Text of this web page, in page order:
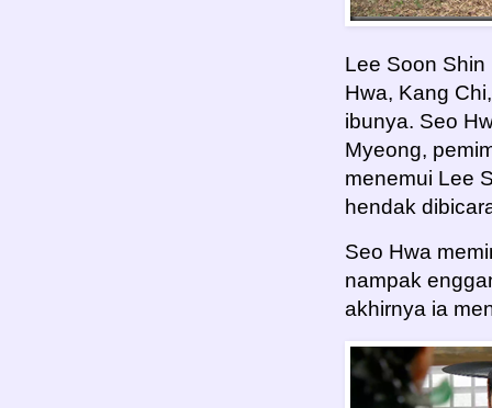
Lee Soon
Hwa, Kang
ibunya. Seo
Myeong,
menemui Lee
hendak
Seo Hwa
nampak
akhirnya ia